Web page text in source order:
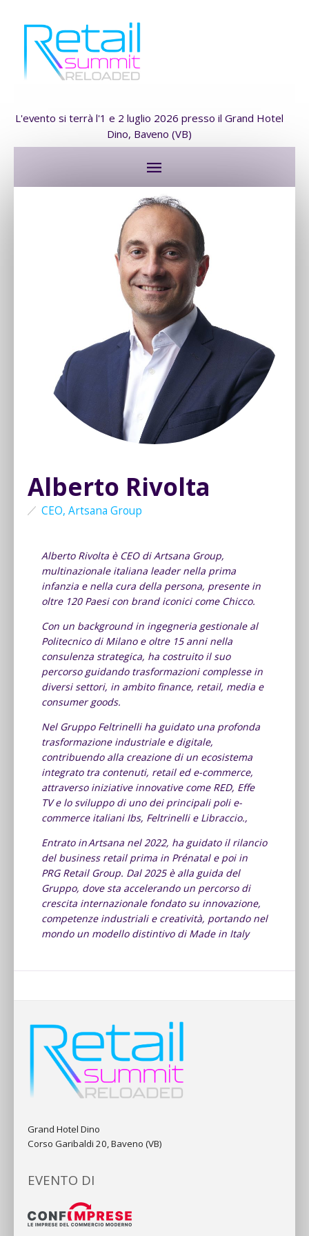
L'evento si terrà l'1 e 2 luglio 2026 presso il Grand Hotel
Dino, Baveno (VB)
Alberto Rivolta
CEO, Artsana Group
Alberto Rivolta è CEO di Artsana Group,
multinazionale italiana leader nella prima
infanzia e nella cura della persona, presente in
oltre 120 Paesi con brand iconici come Chicco.
Con un background in ingegneria gestionale al
Politecnico di Milano e oltre 15 anni nella
consulenza strategica, ha costruito il suo
percorso guidando trasformazioni complesse in
diversi settori, in ambito finance, retail, media e
consumer goods.
Nel Gruppo Feltrinelli ha guidato una profonda
trasformazione industriale e digitale,
contribuendo alla creazione di un ecosistema
integrato tra contenuti, retail ed e-commerce,
attraverso iniziative innovative come RED, Effe
TV e lo sviluppo di uno dei principali poli e-
commerce italiani Ibs, Feltrinelli e Libraccio.,
Entrato in Artsana nel 2022, ha guidato il rilancio
del business retail prima in Prénatal e poi in
PRG Retail Group. Dal 2025 è alla guida del
Gruppo, dove sta accelerando un percorso di
crescita internazionale fondato su innovazione,
competenze industriali e creatività, portando nel
mondo un modello distintivo di Made in Italy
Grand Hotel Dino
Corso Garibaldi 20, Baveno (VB)
EVENTO DI